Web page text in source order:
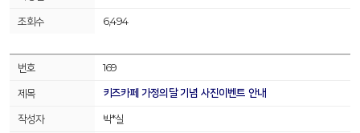
6,494
169
키즈카페 가정의달 기념 사진이벤트 안내
박*실